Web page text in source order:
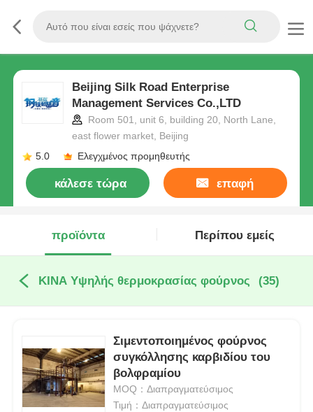
Beijing Silk Road Enterprise
Management Services Co.,LTD
Room 501, unit 6, building 20, North Lane,
east flower market, Beijing
5.0
Ελεγχμένος προμηθευτής
κάλεσε τώρα επαφή
προϊόντα Περίπου εμείς
ΚΙΝΑ Υψηλής θερμοκρασίας φούρνος (35)
Σιμεντοποιημένος φούρνος
συγκόλλησης καρβιδίου του
βολφραμίου
MOQ：Διαπραγματεύσιμος
Τιμή：Διαπραγματεύσιμος